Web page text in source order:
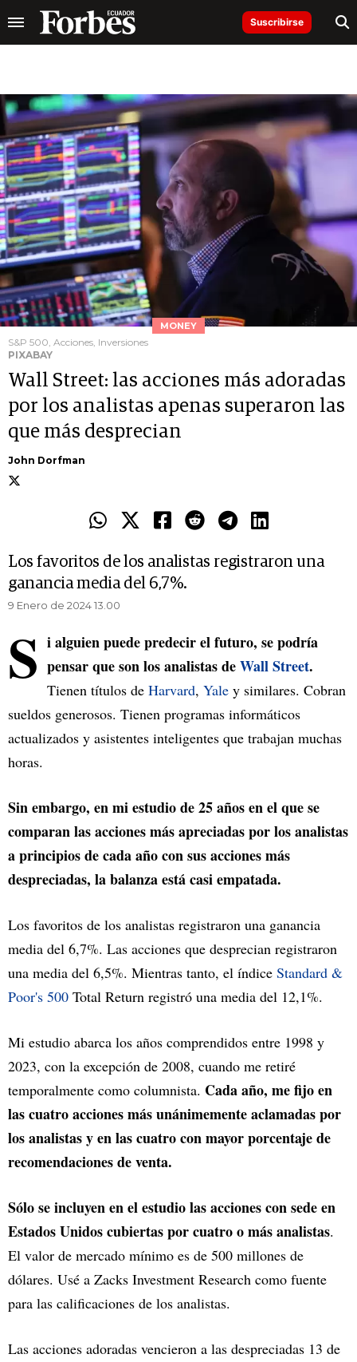
Suscribirse
MONEY
S&P 500, Acciones, Inversiones
PIXABAY
Wall Street: las acciones más adoradas
por los analistas apenas superaron las
que más desprecian
John Dorfman
Los favoritos de los analistas registraron una
ganancia media del 6,7%.
9 Enero de 2024 13.00
S i alguien puede predecir el futuro, se podría
pensar que son los analistas deWall Street.
Tienen títulos de Harvard, Yale y similares. Cobran
sueldos generosos. Tienen programas informáticos
actualizados y asistentes inteligentes que trabajan muchas
horas.
Sin embargo, en mi estudio de 25 años en el que se
comparan las acciones más apreciadas por los analistas
a principios de cada año con sus acciones más
despreciadas, la balanza está casi empatada.
Los favoritos de los analistas registraron una ganancia
media del 6,7%. Las acciones que desprecian registraron
una media del 6,5%. Mientras tanto, el índice Standard &
Poor's 500 Total Return registró una media del 12,1%.
Mi estudio abarca los años comprendidos entre 1998 y
2023, con la excepción de 2008, cuando me retiré
temporalmente como columnista. Cada año, me fijo en
las cuatro acciones más unánimemente aclamadas por
los analistas y en las cuatro con mayor porcentaje de
recomendaciones de venta.
Sólo se incluyen en el estudio las acciones con sede en
Estados Unidos cubiertas por cuatro o más analistas.
El valor de mercado mínimo es de 500 millones de
dólares. Usé a Zacks Investment Research como fuente
para las calificaciones de los analistas.
Las acciones adoradas vencieron a las despreciadas 13 de